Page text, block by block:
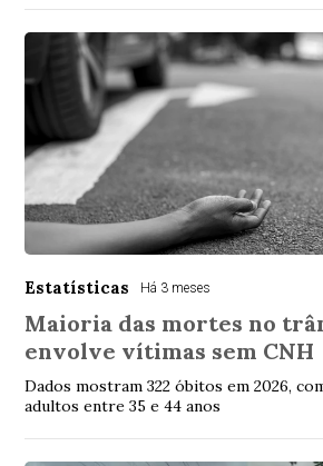
Estatísticas Há 3 meses
Maioria das mortes no
envolve vítimas sem CNH
Dados mostram 322 óbitos em 2026,
adultos entre 35 e 44 anos